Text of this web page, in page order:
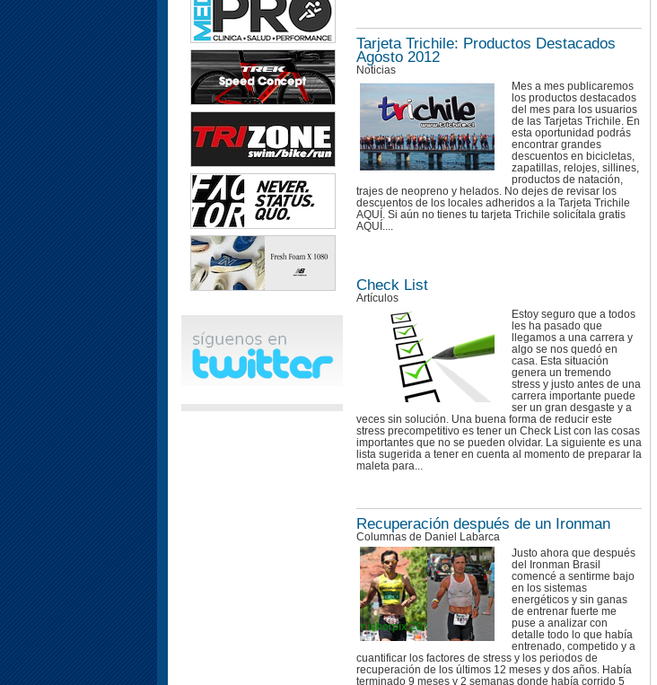
Tarjeta Trichile: Productos Destacados
Agosto 2012
Noticias
Mes a mes publicaremos
los productos destacados
del mes para los usuarios
de las Tarjetas Trichile. En
esta oportunidad podrás
encontrar grandes
descuentos en bicicletas,
zapatillas, relojes, sillines,
productos de natación,
trajes de neopreno y helados. No dejes de revisar los
descuentos de los locales adheridos a la Tarjeta Trichile
AQUÍ. Si aún no tienes tu tarjeta Trichile solicítala gratis
AQUÍ....
Check List
Artículos
Estoy seguro que a todos
les ha pasado que
llegamos a una carrera y
algo se nos quedó en
casa. Esta situación
genera un tremendo
stress y justo antes de una
carrera importante puede
ser un gran desgaste y a
veces sin solución. Una buena forma de reducir este
stress precompetitivo es tener un Check List con las cosas
importantes que no se pueden olvidar. La siguiente es una
lista sugerida a tener en cuenta al momento de preparar la
maleta para...
Recuperación después de un Ironman
Columnas de Daniel Labarca
Justo ahora que después
del Ironman Brasil
comencé a sentirme bajo
en los sistemas
energéticos y sin ganas
de entrenar fuerte me
puse a analizar con
detalle todo lo que había
entrenado, competido y a
cuantificar los factores de stress y los periodos de
recuperación de los últimos 12 meses y dos años. Había
terminado 9 meses y 2 semanas donde había corrido 5